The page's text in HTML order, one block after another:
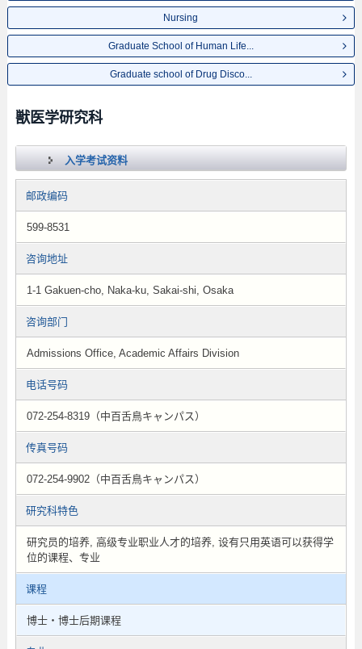
Nursing
Graduate School of Human Life...
Graduate school of Drug Disco...
獣医学研究科
入学考试资料
邮政编码
599-8531
咨询地址
1-1 Gakuen-cho, Naka-ku, Sakai-shi, Osaka
咨询部门
Admissions Office, Academic Affairs Division
电话号码
072-254-8319（中百舌鳥キャンパス）
传真号码
072-254-9902（中百舌鳥キャンパス）
研究科特色
研究员的培养, 高级专业职业人才的培养, 设有只用英语可以获得学
位的课程、专业
课程
博士・博士后期课程